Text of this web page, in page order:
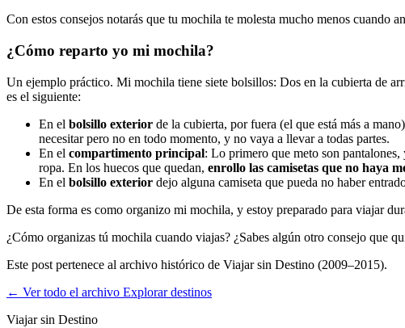
Con estos consejos notarás que tu mochila te molesta mucho menos cuando
¿Cómo reparto yo mi mochila?
Un ejemplo práctico. Mi mochila tiene siete bolsillos: Dos en la cubierta de
es el siguiente:
En el bolsillo exterior de la cubierta, por fuera (el que está más a
necesitar pero no en todo momento, y no vaya a llevar a todas partes.
En el compartimento principal: Lo primero que meto son
ropa. En los huecos que quedan, enrollo las camisetas que no haya
En el bolsillo exterior dejo alguna camiseta que pueda no haber
De esta forma es como organizo mi mochila, y estoy preparado para viajar
¿Cómo organizas tú mochila cuando viajas? ¿Sabes algún otro consejo que
Este post pertenece al archivo histórico de Viajar sin Destino (2009–2015).
← Ver todo el archivo Explorar destinos
Viajar sin Destino